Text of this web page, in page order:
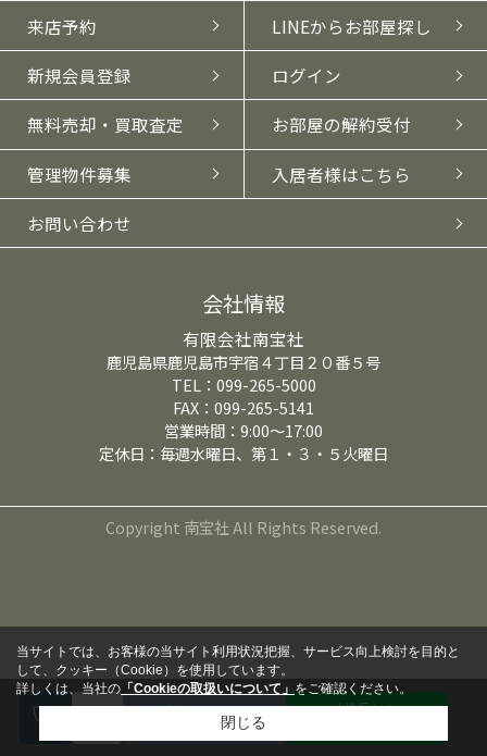
来店予約 LINEからお部屋探し
新規会員登録 ログイン
無料売却・買取査定 お部屋の解約受付
管理物件募集 入居者様はこちら
お問い合わせ
会社情報
有限会社南宝社
鹿児島県鹿児島市宇宿４丁目２０番５号
TEL：099-265-5000
FAX：099-265-5141
営業時間：9:00～17:00
定休日：毎週水曜日、第１・３・５火曜日
Copyright 南宝社 All Rights Reserved.
来店予約
LINEから
当サイトでは、お客様の当サイト利用状況把握、サービス向上検討を目的と
して、クッキー（Cookie）を使用しています。
詳しくは、当社の 「Cookieの取扱いについて」をご確認ください。
閉じる